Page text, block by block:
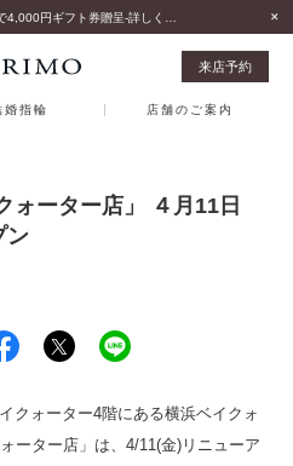
来店予約
婚指輪 店舗のご案内
ォーター店」 ４月11日
ン
クォーター4階にある横浜ベイクォ
ーター店」は、4/11(金)リニューア